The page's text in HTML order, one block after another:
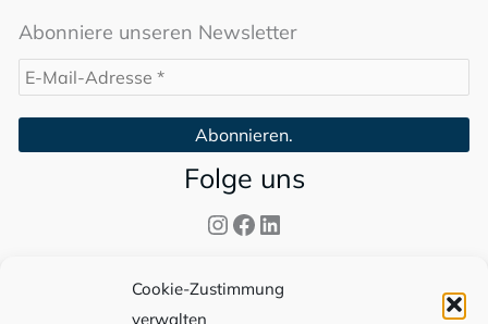
Cookie-Zustimmung
verwalten
Abonniere unseren Newsletter
Folge uns
Instagram
Facebook
LinkedIn
Info